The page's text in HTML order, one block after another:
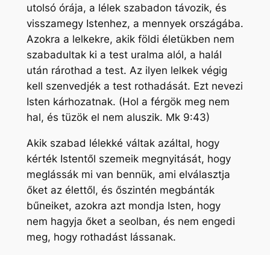
utolsó órája, a lélek szabadon távozik, és
visszamegy Istenhez, a mennyek országába.
Azokra a lelkekre, akik földi életükben nem
szabadultak ki a test uralma alól, a halál
után rárothad a test. Az ilyen lelkek végig
kell szenvedjék a test rothadását. Ezt nevezi
Isten kárhozatnak. (Hol a férgök meg nem
hal, és tüzök el nem aluszik. Mk 9:43)
Akik szabad lélekké váltak azáltal, hogy
kérték Istentől szemeik megnyitását, hogy
meglássák mi van bennük, ami elválasztja
őket az élettől, és őszintén megbánták
bűneiket, azokra azt mondja Isten, hogy
nem hagyja őket a seolban, és nem engedi
meg, hogy rothadást lássanak.